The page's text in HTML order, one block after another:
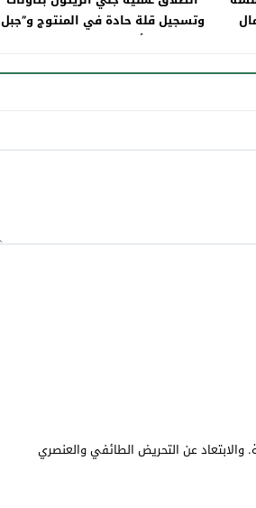
وتسجيل قلة حادة في المنتوج‎‎ و”جبل
أسطار” نموذجا
والابتعاد عن التحريض الطائفي والعنصري